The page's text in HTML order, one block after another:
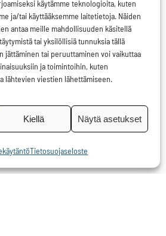
käytämme teknologioita, kuten
ja/tai käyttääksemme laitetietoja. Näiden
antaa meille mahdollisuuden käsitellä
tai yksilöllisiä tunnuksia tällä
jättäminen tai peruuttaminen voi vaikuttaa
ja toimintoihin, kuten
lähtevien viestien lähettämiseen.
Kiellä Näytä asetukset
Tietosuojaseloste